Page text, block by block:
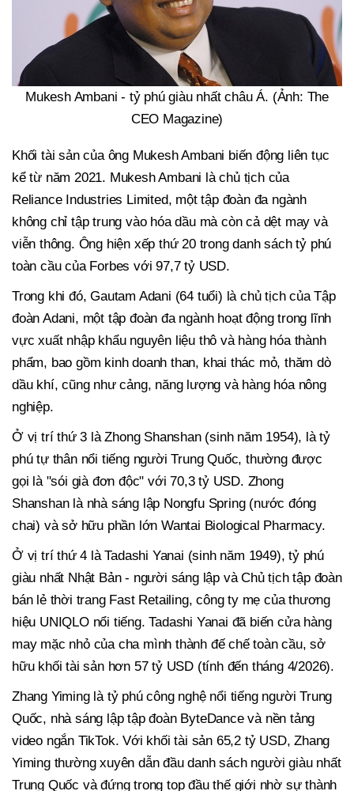
Mukesh Ambani - tỷ phú giàu nhất châu Á. (Ảnh: The
CEO Magazine)
Khối tài sản của ông Mukesh Ambani biến động liên tục
kể từ năm 2021. Mukesh Ambani là chủ tịch của
Reliance Industries Limited, một tập đoàn đa ngành
không chỉ tập trung vào hóa dầu mà còn cả dệt may và
viễn thông. Ông hiện xếp thứ 20 trong danh sách tỷ phú
toàn cầu của Forbes với 97,7 tỷ USD.
Trong khi đó, Gautam Adani (64 tuổi) là chủ tịch của Tập
đoàn Adani, một tập đoàn đa ngành hoạt động trong lĩnh
vực xuất nhập khẩu nguyên liệu thô và hàng hóa thành
phẩm, bao gồm kinh doanh than, khai thác mỏ, thăm dò
dầu khí, cũng như cảng, năng lượng và hàng hóa nông
nghiệp.
Ở vị trí thứ 3 là Zhong Shanshan (sinh năm 1954), là tỷ
phú tự thân nổi tiếng người Trung Quốc, thường được
gọi là "sói già đơn độc" với 70,3 tỷ USD. Zhong
Shanshan là nhà sáng lập Nongfu Spring (nước đóng
chai) và sở hữu phần lớn Wantai Biological Pharmacy.
Ở vị trí thứ 4 là Tadashi Yanai (sinh năm 1949), tỷ phú
giàu nhất Nhật Bản - người sáng lập và Chủ tịch tập đoàn
bán lẻ thời trang Fast Retailing, công ty mẹ của thương
hiệu UNIQLO nổi tiếng. Tadashi Yanai đã biến cửa hàng
may mặc nhỏ của cha mình thành đế chế toàn cầu, sở
hữu khối tài sản hơn 57 tỷ USD (tính đến tháng 4/2026).
Zhang Yiming là tỷ phú công nghệ nổi tiếng người Trung
Quốc, nhà sáng lập tập đoàn ByteDance và nền tảng
video ngắn TikTok. Với khối tài sản 65,2 tỷ USD, Zhang
Yiming thường xuyên dẫn đầu danh sách người giàu nhất
Trung Quốc và đứng trong top đầu thế giới nhờ sự thành